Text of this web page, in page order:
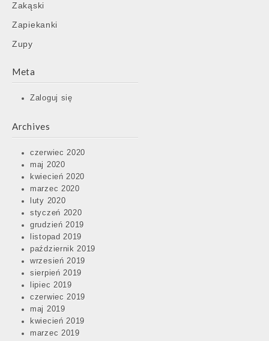
Zakąski
Zapiekanki
Zupy
Meta
Zaloguj się
Archives
czerwiec 2020
maj 2020
kwiecień 2020
marzec 2020
luty 2020
styczeń 2020
grudzień 2019
listopad 2019
październik 2019
wrzesień 2019
sierpień 2019
lipiec 2019
czerwiec 2019
maj 2019
kwiecień 2019
marzec 2019